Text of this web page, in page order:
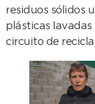
residuos sólidos
plásticas lavadas
circuito de